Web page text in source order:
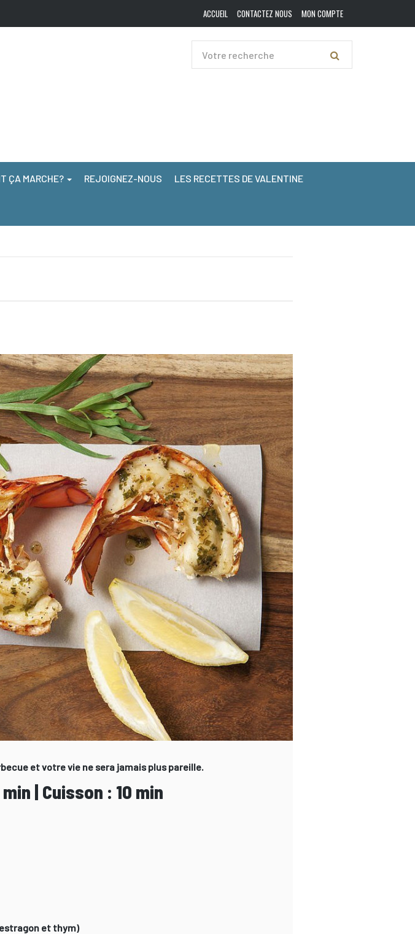
ACCUEIL CONTACTEZ NOUS MON COMPTE
ÇA MARCHE? REJOIGNEZ-NOUS LES RECETTES DE VALENTINE
et votre vie ne sera jamais plus pareille.
| Cuisson : 10 min
et thym)